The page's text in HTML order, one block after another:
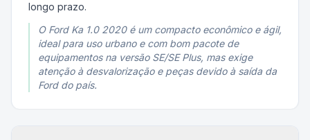
longo prazo.
O Ford Ka 1.0 2020 é um compacto econômico e ágil,
ideal para uso urbano e com bom pacote de
equipamentos na versão SE/SE Plus, mas exige
atenção à desvalorização e peças devido à saída da
Ford do país.